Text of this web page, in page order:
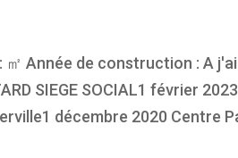
㎡ Année de construction : A
SIEGE SOCIAL1 février
décembre 2020 Centre